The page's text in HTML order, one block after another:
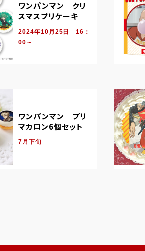
ワンパンマン クリ
スマスプリケーキ
2024年10月25日 16：
00～
ワンパンマン プリ
マカロン6個セット
7月下旬